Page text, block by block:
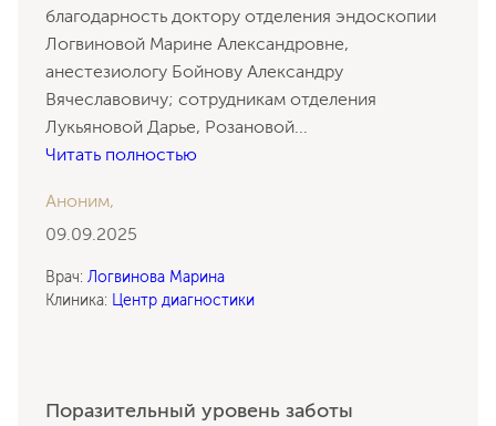
благодарность доктору отделения эндоскопии
Логвиновой Марине Александровне,
анестезиологу Бойнову Александру
Вячеславовичу; сотрудникам отделения
Лукьяновой Дарье, Розановой...
Читать полностью
Аноним,
09.09.2025
Врач: Логвинова Марина
Клиника: Центр диагностики
Поразительный уровень заботы